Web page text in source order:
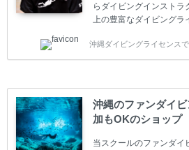
らダイビングインストラ
上の豊富なダイビング
(TEC)のコースもご用意
講するお客様は一人参加
は年間を通じてキャンペ
ックダイバー(Cカード) 1
ャンペーン ￥22800(税
迎 / 保険 / 全て込み ダイ
沖縄ダイビングライセンス
沖縄のファンダイ
加もOKのショップ
当スクールのファンダイ